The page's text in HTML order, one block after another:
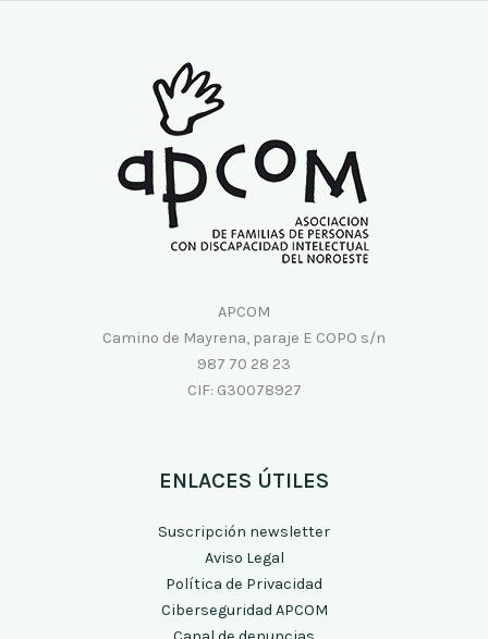
APCOM
Camino de Mayrena, paraje E COPO s/n
987 70 28 23
CIF: G30078927
ENLACES ÚTILES
Suscripción newsletter
Aviso Legal
Política de Privacidad
Ciberseguridad APCOM